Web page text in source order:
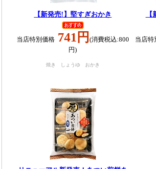
【新発売!】堅すぎおかき
当店特別価格 741円(消費税込:800
円)
焼き しょうゆ おかき
当店特